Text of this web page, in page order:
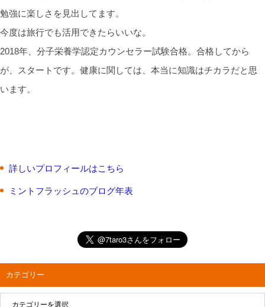
勉強に楽しさを見出してます。
今度は旅行でも活用できたらいいな。
2018年、分子栄養学認定カウンセラー試験合格。合格してから
が、スタートです。健康に関しては、本当に知識はチカラだと思
います。
詳しいプロフィールはこちら
ミントフラッシュのブログ年表
カテゴリー